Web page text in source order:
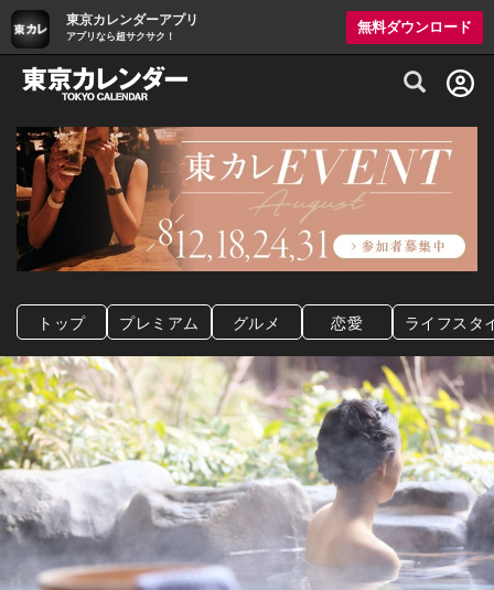
東京カレンダーアプリ
アプリなら超サクサク！
無料ダウンロード
グルメ情報・プレミアムレストラン予約
トップ プレミアム グルメ 恋愛 ライフスタ